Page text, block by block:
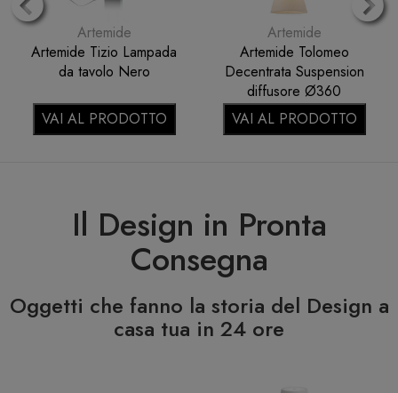
Artemide
Artemide Nessino Red
Special Edition Lampada
VAI AL PRODOTTO
Artemide
Artemide Tolomeo
Lampada da tavolo
Alluminio
VAI AL PRODOTTO
Il Design in Pronta
Consegna
Oggetti che fanno la storia del Design a
casa tua in 24 ore